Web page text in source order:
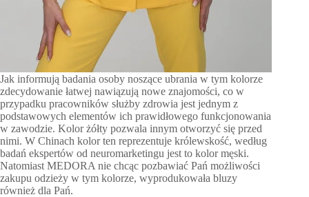
Jak informują badania osoby noszące ubrania w tym kolorze
zdecydowanie łatwej nawiązują nowe znajomości, co w
przypadku pracowników służby zdrowia jest jednym z
podstawowych elementów ich prawidłowego funkcjonowania
w zawodzie. Kolor żółty pozwala innym otworzyć się przed
nimi. W Chinach kolor ten reprezentuje królewskość, według
badań ekspertów od neuromarketingu jest to kolor męski.
Natomiast MEDORA nie chcąc pozbawiać Pań możliwości
zakupu odzieży w tym kolorze, wyprodukowała bluzy
również dla Pań.